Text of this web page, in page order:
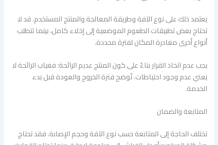
يعتمد ذلك على نوع الآفة وطريقة المعالجة والمنتج المستخدم. قد لا
تحتاج بعض تطبيقات الطعوم الموضعية إلى إخلاء كامل، بينما تتطلب
أنواع أخرى مغادرة المكان لفترة محددة.
يجب عدم اتخاذ القرار بناءً على كون المنتج عديم الرائحة؛ فغياب الرائحة لا
يعني عدم وجود احتياطات. تُوضح فترة الخروج والعودة قبل بدء
الخدمة.
المتابعة والضمان
تختلف الحاجة إلى المتابعة حسب نوع الآفة وحجم الإصابة. فقد تحتاج